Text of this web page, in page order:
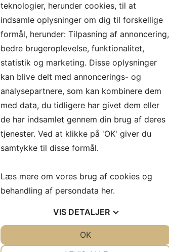
Følg os
teknologier, herunder cookies, til at
indsamle oplysninger om dig til forskellige
formål, herunder: Tilpasning af annoncering,
bedre brugeroplevelse, funktionalitet,
statistik og marketing. Disse oplysninger
kan blive delt med annoncerings- og
analysepartnere, som kan kombinere dem
med data, du tidligere har givet dem eller
de har indsamlet gennem din brug af deres
tjenester. Ved at klikke på 'OK' giver du
samtykke til disse formål.
Læs mere om vores brug af cookies og
behandling af persondata her.
VIS DETALJER
OK